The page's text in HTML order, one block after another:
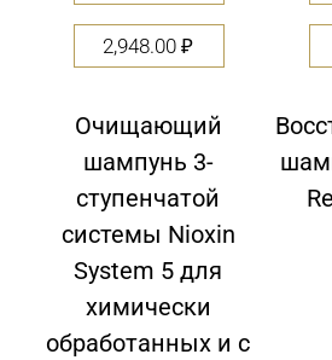
2,948.00 ₽
Очищающий
шампунь 3-
ступенчатой
системы Nioxin
System 5 для
химически
обработанных и c